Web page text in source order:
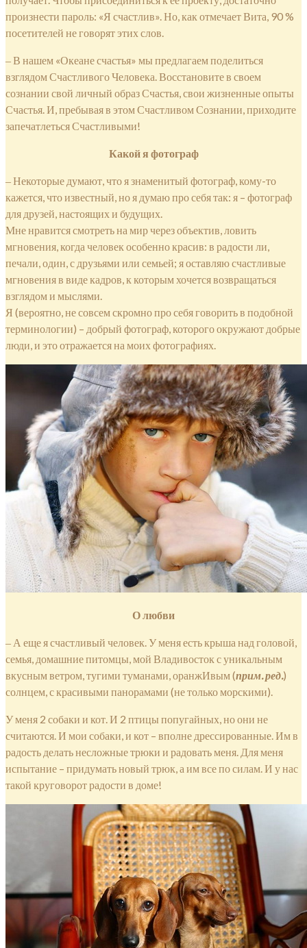
произнести пароль: «Я счастлив». Но, как отмечает Вита, 90 %
посетителей не говорят этих слов.
‒ В нашем «Океане счастья» мы предлагаем поделиться
взглядом Счастливого Человека. Восстановите в своем
сознании свой личный образ Счастья, свои жизненные опыты
Счастья. И, пребывая в этом Счастливом Сознании, приходите
запечатлеться Счастливыми!
Какой я фотограф
‒ Некоторые думают, что я знаменитый фотограф, кому-то
кажется, что известный, но я думаю про себя так: я – фотограф
для друзей, настоящих и будущих.
Мне нравится смотреть на мир через объектив, ловить
мгновения, когда человек особенно красив: в радости ли,
печали, один, с друзьями или семьей; я оставляю счастливые
мгновения в виде кадров, к которым хочется возвращаться
взглядом и мыслями.
Я (вероятно, не совсем скромно про себя говорить в подобной
терминологии) – добрый фотограф, которого окружают добрые
люди, и это отражается на моих фотографиях.
О любви
‒ А еще я счастливый человек. У меня есть крыша над головой,
семья, домашние питомцы, мой Владивосток с уникальным
вкусным ветром, тугими туманами, оранжИвым (прим. ред.)
солнцем, с красивыми панорамами (не только морскими).
У меня 2 собаки и кот. И 2 птицы попугайных, но они не
считаются. И мои собаки, и кот – вполне дрессированные. Им в
радость делать несложные трюки и радовать меня. Для меня
испытание – придумать новый трюк, а им все по силам. И у нас
такой круговорот радости в доме!